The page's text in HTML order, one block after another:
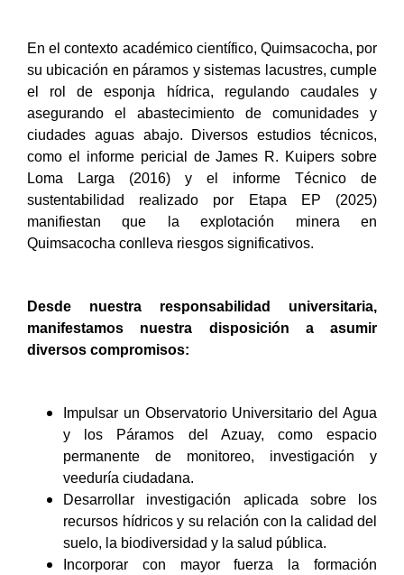
En el contexto académico científico, Quimsacocha, por
su ubicación en páramos y sistemas lacustres, cumple
el rol de esponja hídrica, regulando caudales y
asegurando el abastecimiento de comunidades y
ciudades aguas abajo. Diversos estudios técnicos,
como el informe pericial de James R. Kuipers sobre
Loma Larga (2016) y el informe Técnico de
sustentabilidad realizado por Etapa EP (2025)
manifiestan que la explotación minera en
Quimsacocha conlleva riesgos significativos.
Desde nuestra responsabilidad universitaria,
manifestamos nuestra disposición a asumir
diversos compromisos:
Impulsar un Observatorio Universitario del Agua
y los Páramos del Azuay, como espacio
permanente de monitoreo, investigación y
veeduría ciudadana.
Desarrollar investigación aplicada sobre los
recursos hídricos y su relación con la calidad del
suelo, la biodiversidad y la salud pública.
Incorporar con mayor fuerza la formación